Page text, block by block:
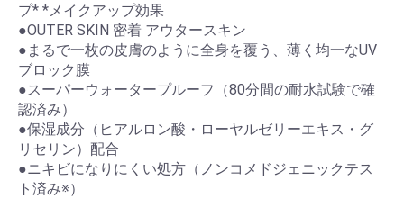
プ* *メイクアップ効果
●OUTER SKIN 密着 アウタースキン
●まるで一枚の皮膚のように全身を覆う、薄く均一なUV
ブロック膜
●スーパーウォータープルーフ（80分間の耐水試験で確
認済み）
●保湿成分（ヒアルロン酸・ローヤルゼリーエキス・グ
リセリン）配合
●ニキビになりにくい処方（ノンコメドジェニックテス
ト済み※）